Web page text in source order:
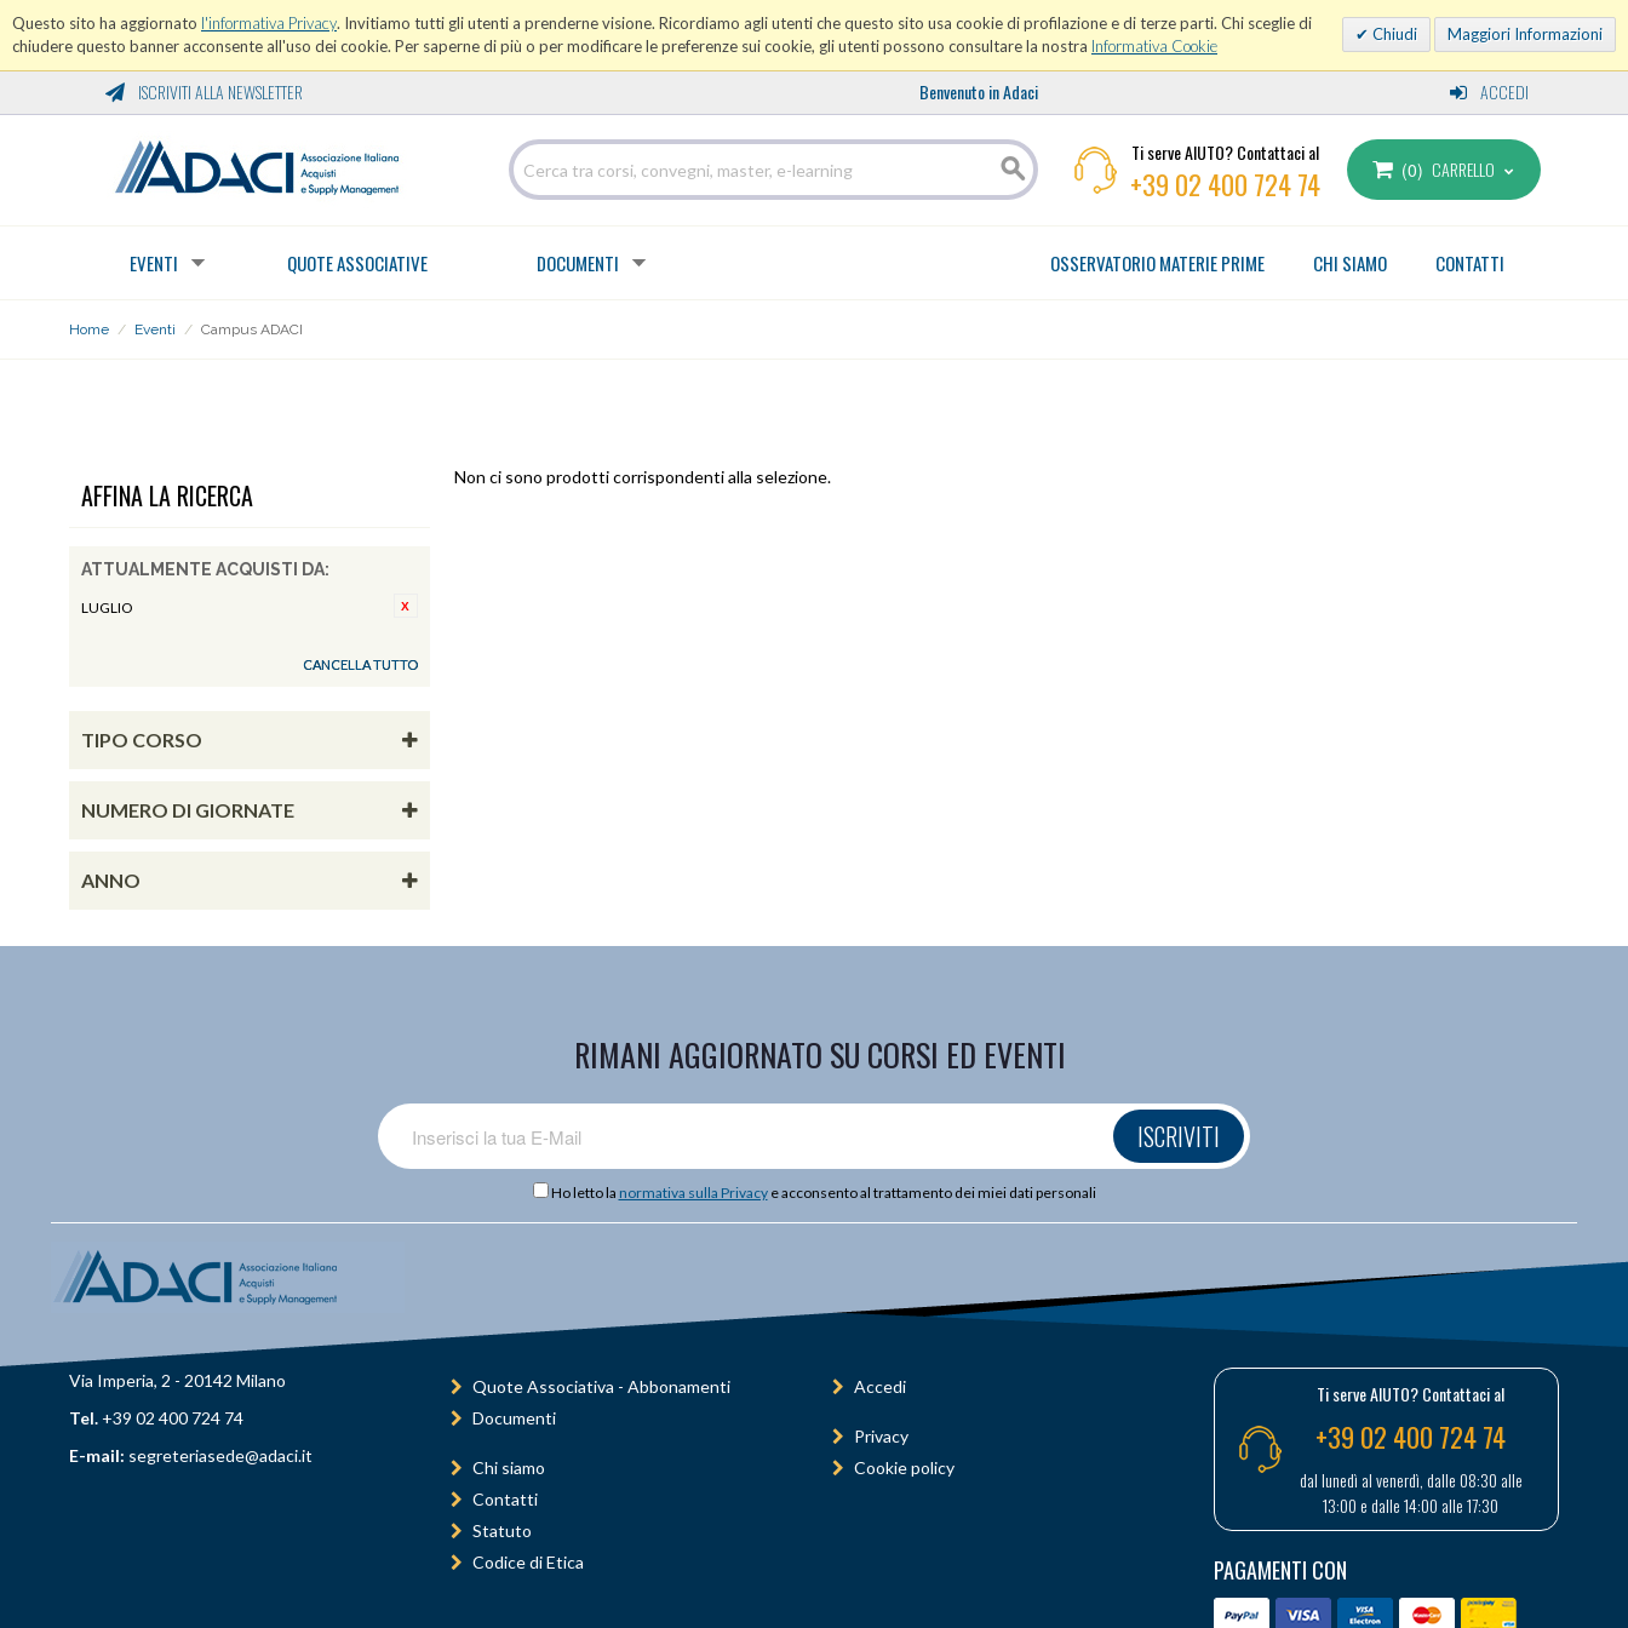
Questo sito ha aggiornato l'informativa Privacy. Invitiamo tutti gli utenti a prenderne visione. Ricordiamo agli utenti che questo sito usa cookie di profilazione e di terze parti. Chi sceglie di
chiudere questo banner acconsente all'uso dei cookie. Per saperne di più o per modificare le preferenze sui cookie, gli utenti possono consultare la nostra Informativa Cookie
Chiudi Maggiori Informazioni
ISCRIVITI ALLA NEWSLETTER Benvenuto in Adaci ACCEDI
Ti serve AIUTO? Contattaci al
+39 02 400 724 74 0 CARRELLO
EVENTI QUOTE ASSOCIATIVE DOCUMENTI CONTATTI
CHI SIAMO
OSSERVATORIO MATERIE PRIME
Home / Eventi / Campus ADACI
AFFINA LA RICERCA
ATTUALMENTE ACQUISTI DA:
LUGLIO
CANCELLA TUTTO
TIPO CORSO
NUMERO DI GIORNATE
ANNO
Non ci sono prodotti corrispondenti alla selezione.
RIMANI AGGIORNATO SU CORSI ED EVENTI
ISCRIVITI
Ho letto la normativa sulla Privacye acconsento al trattamento dei miei dati personali
Via Imperia, 2 - 20142 Milano
Tel. +39 02 400 724 74
E-mail: segreteriasede@adaci.it
Quote Associativa - Abbonamenti
Documenti
Chi siamo
Contatti
Statuto
Codice di Etica
Accedi
Privacy
Cookie policy
Ti serve AIUTO? Contattaci al
+39 02 400 724 74
dal lunedì al venerdì, dalle 08:30 alle
13:00 e dalle 14:00 alle 17:30
PAGAMENTI CON